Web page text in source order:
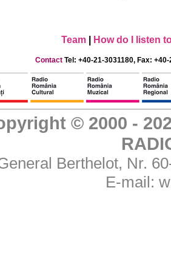
Team How do I listen
Contact Tel: +40-21-3031180, Fax:
© 2000 -
Berthelot, Nr.
E-mail: